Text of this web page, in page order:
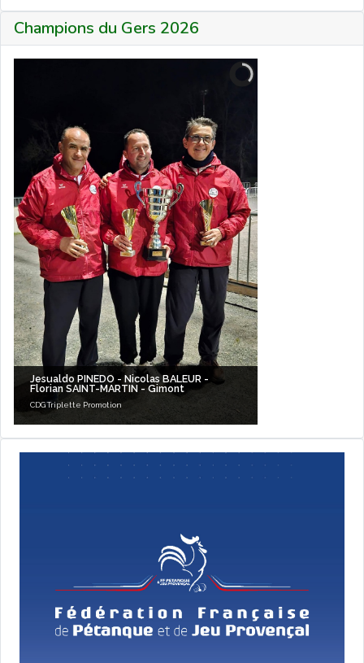
Champions du Gers 2026
Jesualdo PINEDO - Nicolas BALEUR -
Florian SAINT-MARTIN - Gimont
CDG Triplette Promotion